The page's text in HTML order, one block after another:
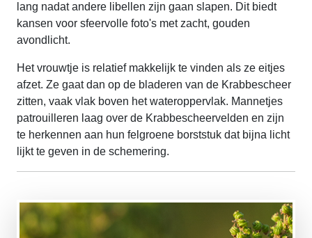
lang nadat andere libellen zijn gaan slapen. Dit biedt
kansen voor sfeervolle foto's met zacht, gouden
avondlicht.
Het vrouwtje is relatief makkelijk te vinden als ze eitjes
afzet. Ze gaat dan op de bladeren van de Krabbescheer
zitten, vaak vlak boven het wateroppervlak. Mannetjes
patrouilleren laag over de Krabbescheervelden en zijn
te herkennen aan hun felgroene borststuk dat bijna licht
lijkt te geven in de schemering.